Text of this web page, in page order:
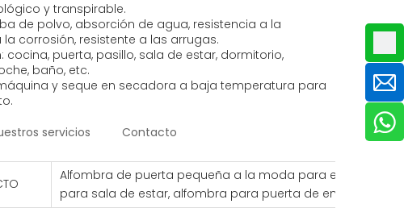
y transpirable.
de polvo, absorción de agua, resistencia a la
corrosión, resistente a las arrugas.
puerta, pasillo, sala de estar, dormitorio,
baño, etc.
y seque en secadora a baja temperatura para
servicios Contacto
Alfombra de puerta pequeña a la moda para el hogar,
para sala de estar, alfombra para puerta de entrada